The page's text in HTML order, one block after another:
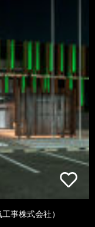
事株式会社）